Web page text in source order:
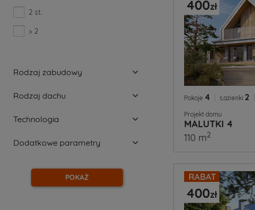
Pokoje 4 Łazienki 2
Projekt domu
MALUTKI 4
110 m2
2 st.
> 2
Rodzaj zabudowy
Rodzaj dachu
Technologia
Dodatkowe parametry
POKAŻ